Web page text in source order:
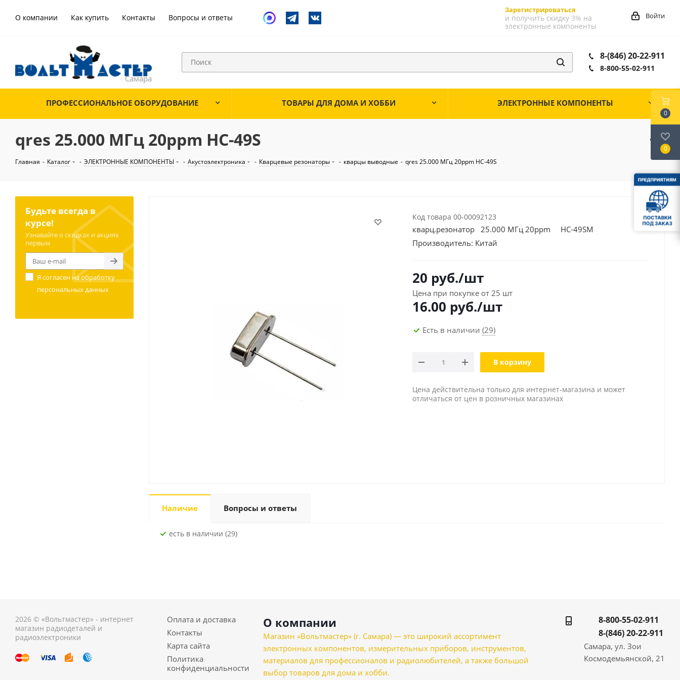
О компании Как купить Контакты Вопросы и ответы
Зарегистрироваться
и получить скидку 3% на
электронные компоненты
Войти
8-(846) 20-22-911
8-800-55-02-911
ПРОФЕССИОНАЛЬНОЕ ОБОРУДОВАНИЕ ТОВАРЫ ДЛЯ ДОМА И ХОББИ ЭЛЕКТРОННЫЕ КОМПОНЕНТЫ
qres 25.000 МГц 20ppm HC-49S
Главная - Каталог - ЭЛЕКТРОННЫЕ КОМПОНЕНТЫ - Акустоэлектроника - Кварцевые резонаторы - кварцы выводные - qres 25.000 МГц 20ppm HC-49S
Код товара 00-00092123
кварц.резонатор 25.000 МГц 20ppm HC-49SM
Производитель: Китай
20 руб./шт
Цена при покупке от 25 шт
16.00 руб./шт
Есть в наличии (29)
В корзину
Цена действительна только для интернет-магазина и может
отличаться от цен в розничных магазинах
Наличие Вопросы и ответы
Есть в наличии (29)
Будьте всегда в
курсе!
Узнавайте о скидках и акциях
первым
Я согласен наобработку
персональных данных
2026 © «Вольтмастер» - интернет
магазин радиодеталей и
радиоэлектроники
Оплата и доставка
Контакты
Карта сайта
Политика
конфиденциальности
О компании
Магазин «Вольтмастер» (г. Самара) — это широкий ассортимент
электронных компонентов, измерительных приборов, инструментов,
материалов для профессионалов и радиолюбителей, а также большой
выбор товаров для дома и хобби.
8-800-55-02-911
8-(846) 20-22-911
Самара, ул. Зои
Космодемьянской, 21
0
0